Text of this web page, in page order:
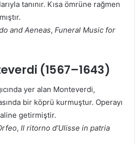
tanınır. Kısa ömrüne rağmen
and Aeneas, Funeral Music for
(1567–1643)
yer alan Monteverdi,
bir köprü kurmuştur. Operayı
getirmiştir.
, Il ritorno d’Ulisse in patria